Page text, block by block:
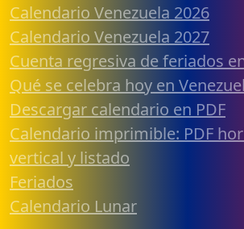
Calendario Venezuela 2026
Calendario Venezuela 2027
Cuenta regresiva de feriados
Qué se celebra hoy en
Descargar calendario en PDF
Calendario imprimible: PDF
vertical y listado
Feriados
Calendario Lunar